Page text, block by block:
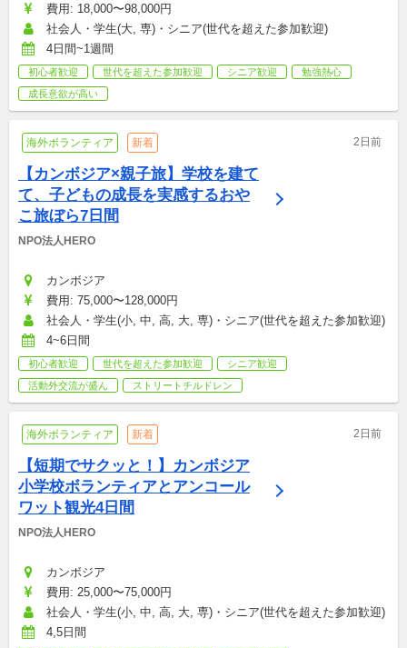
費用: 18,000〜98,000円
社会人・学生(大, 専)・シニア(世代を超えた参加歓迎)
4日間~1週間
初心者歓迎 世代を超えた参加歓迎 シニア歓迎
勉強熱心
成長意欲が高い
海外ボランティア 新着 2日前
【カンボジア×親子旅】学校を建て
て、子どもの成長を実感するおや
こ旅ぼら7日間
NPO法人HERO
カンボジア
費用: 75,000〜128,000円
社会人・学生(小, 中, 高, 大, 専)・シニア(世代を超えた参加歓迎)
4~6日間
初心者歓迎 世代を超えた参加歓迎
シニア歓迎
活動外交流が盛ん
ストリートチルドレン
海外ボランティア 新着 2日前
【短期でサクッと！】カンボジア
小学校ボランティアとアンコール
ワット観光4日間
NPO法人HERO
カンボジア
費用: 25,000〜75,000円
社会人・学生(小, 中, 高, 大, 専)・シニア(世代を超えた参加歓迎)
4,5日間